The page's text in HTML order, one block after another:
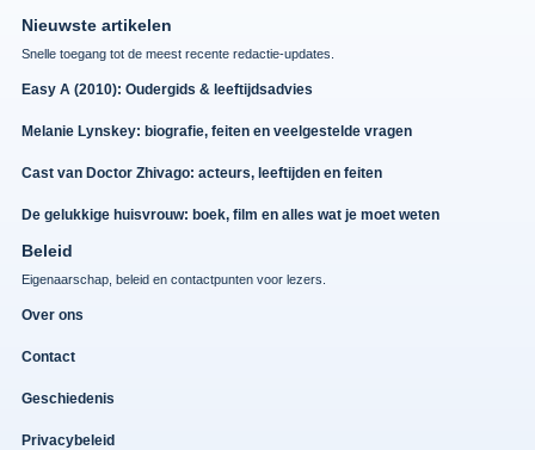
Nieuwste artikelen
Snelle toegang tot de meest recente redactie-updates.
Easy A (2010): Oudergids & leeftijdsadvies
Melanie Lynskey: biografie, feiten en veelgestelde vragen
Cast van Doctor Zhivago: acteurs, leeftijden en feiten
De gelukkige huisvrouw: boek, film en alles wat je moet weten
Beleid
Eigenaarschap, beleid en contactpunten voor lezers.
Over ons
Contact
Geschiedenis
Privacybeleid